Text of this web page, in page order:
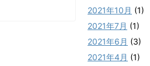
2021年10月 (1)
2021年7月 (1)
2021年6月 (3)
2021年4月 (1)